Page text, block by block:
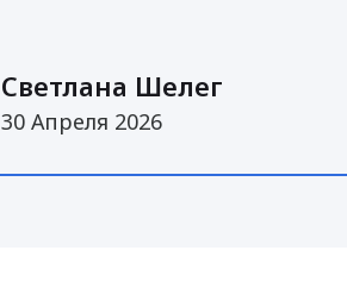
Светлана Шелег
30 Апреля 2026